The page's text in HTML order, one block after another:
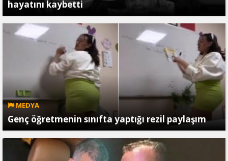
hayatını kaybetti
MEDYA
Genç öğretmenin sınıfta yaptığı rezil paylaşım